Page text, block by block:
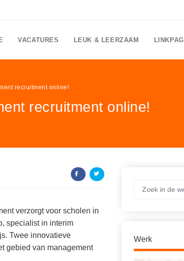
VACATURES LEUK & LEERZAAM
recruitment online!
recruitment online!
verzorgt voor scholen in
specialist in interim
Twee innovatieve
gebied van management
Werk